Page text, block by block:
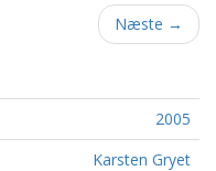
Næste →
2005
Karsten Gryet